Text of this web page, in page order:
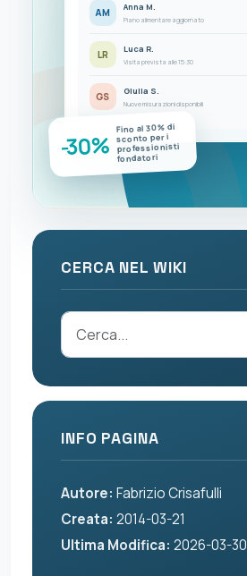
AM Anna M.
Piano alimentare aggiornato
LR Luca R.
Visita prevista alle 15:30
GS Giulia S.
Nuove misurazioni disponibili
-30%
Fino al 30% di
sconto per i
professionisti
fondatori
CERCA NEL WIKI
INFO PAGINA
Autore: Fabrizio Crisafulli
Creata: 2014-03-21
Ultima Modifica: 2026-03-30